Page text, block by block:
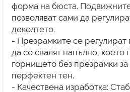
форма на бюста.
позволяват сами да
деколтето.
- Презрамките се
да се свалят напълно, което
горнището без презрамки за
перфектен тен.
- Качествена изработка: